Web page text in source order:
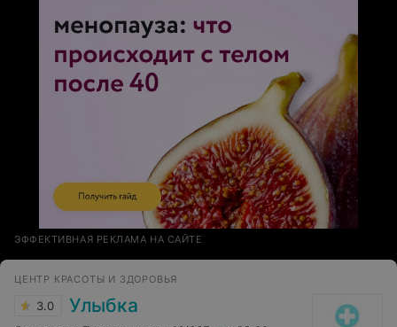
ЭФФЕКТИВНАЯ РЕКЛАМА НА САЙТЕ
ЦЕНТР КРАСОТЫ И ЗДОРОВЬЯ
3.0 Улыбка